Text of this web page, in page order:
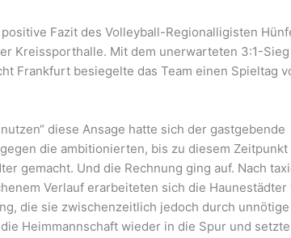
Fazit des Volleyball-Regionalligisten
Kreissporthalle. Mit dem unerwarteten 3:1-
Frankfurt besiegelte das Team einen Spieltag
diese Ansage hatte sich der gastgebende
die ambitionierten, bis zu diesem Zeitpunkt
gemacht. Und die Rechnung ging auf. Nach
Verlauf erarbeiteten sich die Haunestädter
die sie zwischenzeitlich jedoch durch
Heimmannschaft wieder in die Spur und